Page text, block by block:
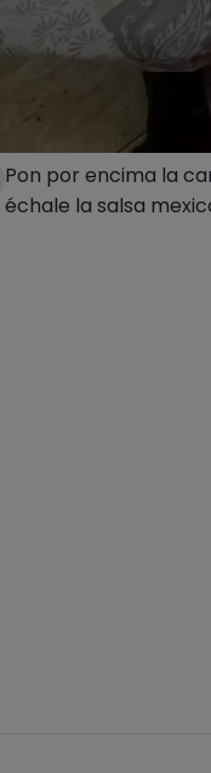
especias al gusto
Tuesta el pan de
dividiéndola en dos
el video
Pon por encima la
échale la salsa